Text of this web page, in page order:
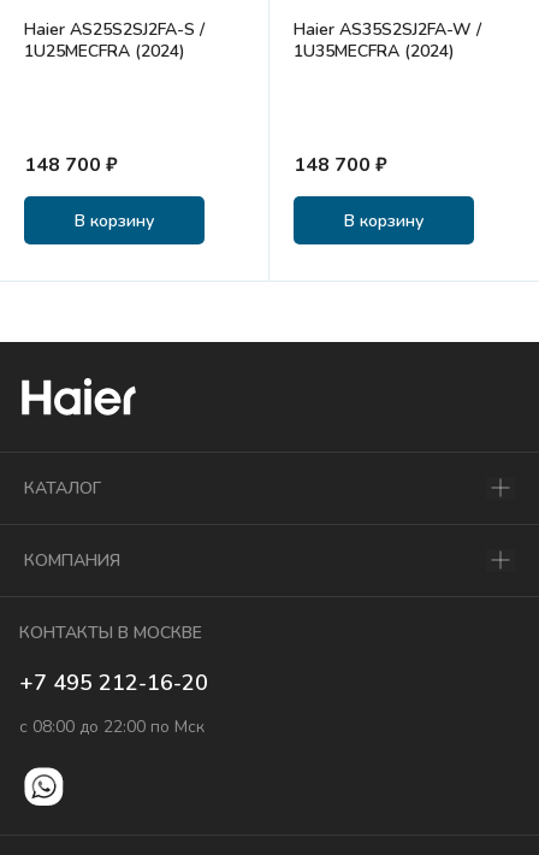
Haier AS25S2SJ2FA-S /
1U25MECFRA (2024)
148 700 ₽
В корзину
Haier AS35S2SJ2FA-W /
1U35MECFRA (2024)
148 700 ₽
В корзину
КАТАЛОГ
КОМПАНИЯ
КОНТАКТЫ В МОСКВЕ
+7 495 212-16-20
с 08:00 до 22:00 по Мск